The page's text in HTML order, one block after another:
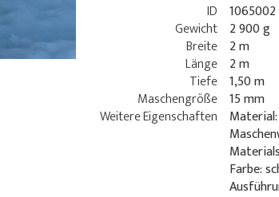
ID 1065002
Gewicht 2 900 g
Breite 2 m
Länge 2 m
Tiefe 1,50 m
Maschengröße 15 mm
Weitere Eigenschaften
Farbe: